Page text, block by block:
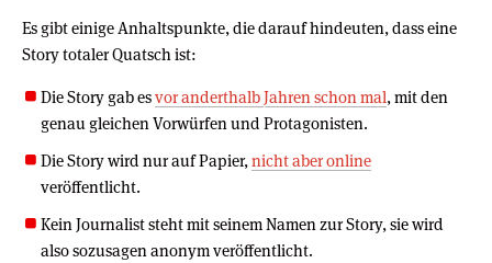
Es gibt einige Anhaltspunkte, die darauf hindeuten, dass eine
Story totaler Quatsch ist:
Die Story gab esvor anderthalb Jahren schon mal, mit den
genau gleichen Vorwürfen und Protagonisten.
Die Story wird nur auf Papier,nicht aber online
veröffentlicht.
Kein Journalist steht mit seinem Namen zur Story, sie wird
also sozusagen anonym veröffentlicht.